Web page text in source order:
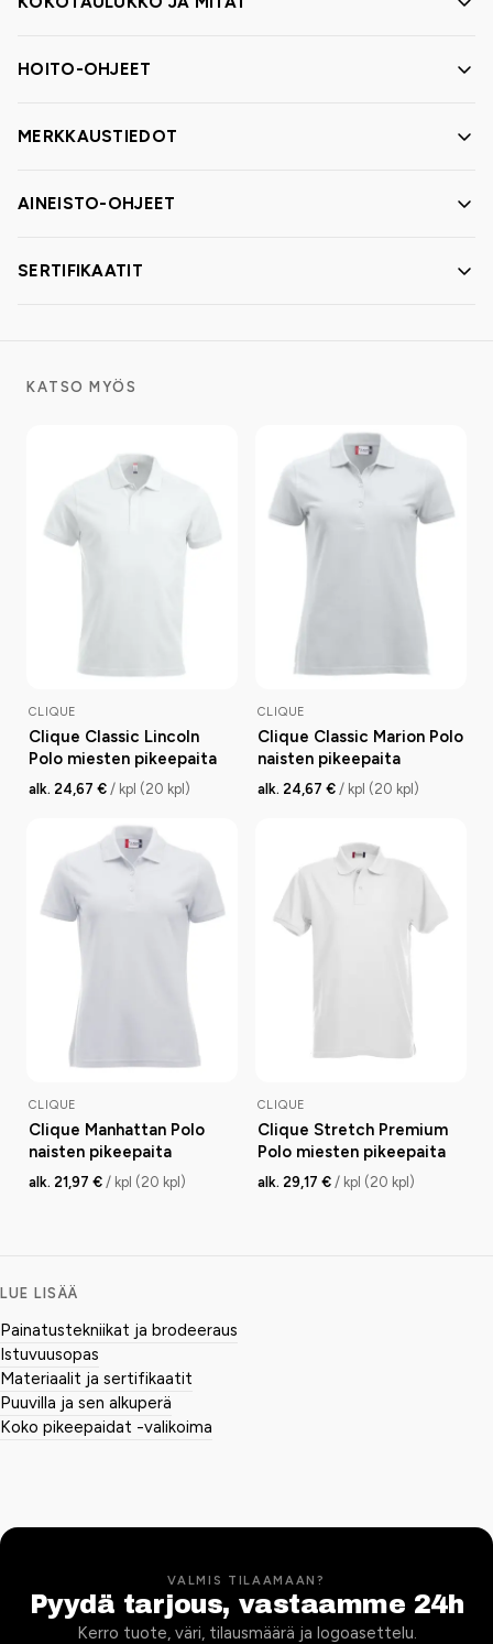
HOITO-OHJEET
MERKKAUSTIEDOT
AINEISTO-OHJEET
SERTIFIKAATIT
KATSO MYÖS
CLIQUE
Clique Classic Lincoln
Polo miesten pikeepaita
alk. 24,67 € / kpl (20 kpl)
CLIQUE
Clique Classic Marion Polo
naisten pikeepaita
alk. 24,67 € / kpl (20 kpl)
CLIQUE
Clique Manhattan Polo
naisten pikeepaita
alk. 21,97 € / kpl (20 kpl)
CLIQUE
Clique Stretch Premium
Polo miesten pikeepaita
alk. 29,17 € / kpl (20 kpl)
LUE LISÄÄ
Painatustekniikat ja brodeeraus
Istuvuusopas
Materiaalit ja sertifikaatit
Puuvilla ja sen alkuperä
Koko pikeepaidat -valikoima
VALMIS TILAAMAAN?
Pyydä tarjous, vastaamme 24h
Kerro tuote, väri, tilausmäärä ja logoasettelu.